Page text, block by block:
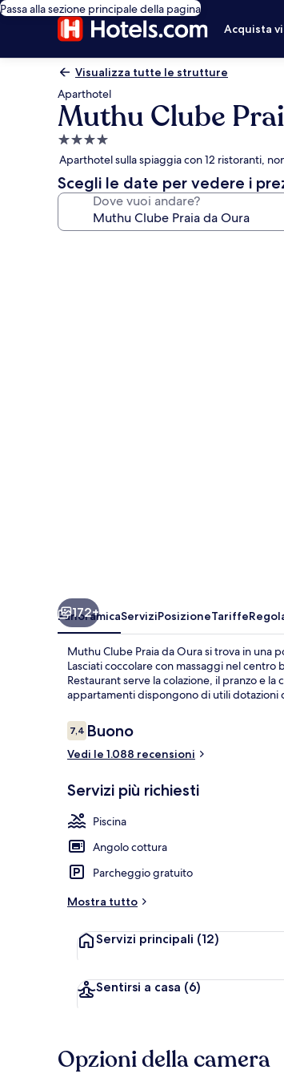
Passa alla sezione principale della pagina
Acquista
Visualizza tutte le strutture
Aparthotel
Muthu Clube
Struttura
a
4.0
stelle
Aparthotel sulla spiaggia con 12 ristoranti,
Scegli le date per vedere i
Dove vuoi andare?
172+
PanoramicaServiziPosizioneTariffe
Muthu Clube Praia da Oura si trova in una
Lasciati coccolare con massaggi nel
Restaurant serve la colazione, il pranzo e
appartamenti dispongono di utili dotazioni
Recensioni
7,47,4 su 10
Buono
Vedi le 1.088 recensioni
Servizi più richiesti
Piscina
Angolo cottura
Parcheggio gratuito
Mostra tutto
Servizi principali (12)
Sentirsi a casa (6)
Opzioni della camera